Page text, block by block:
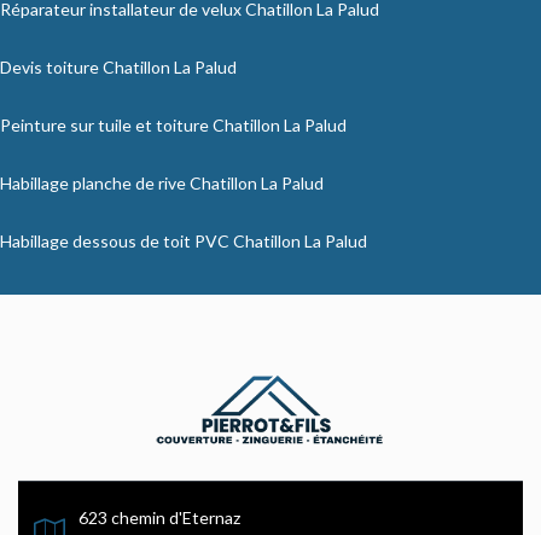
Réparateur installateur de velux Chatillon La Palud
Devis toiture Chatillon La Palud
Peinture sur tuile et toiture Chatillon La Palud
Habillage planche de rive Chatillon La Palud
Habillage dessous de toit PVC Chatillon La Palud
623 chemin d'Eternaz